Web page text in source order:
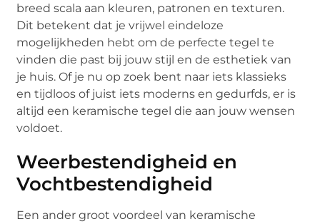
breed scala aan kleuren, patronen en texturen.
Dit betekent dat je vrijwel eindeloze
mogelijkheden hebt om de perfecte tegel te
vinden die past bij jouw stijl en de esthetiek van
je huis. Of je nu op zoek bent naar iets klassieks
en tijdloos of juist iets moderns en gedurfds, er is
altijd een keramische tegel die aan jouw wensen
voldoet.
Weerbestendigheid en
Vochtbestendigheid
Een ander groot voordeel van keramische